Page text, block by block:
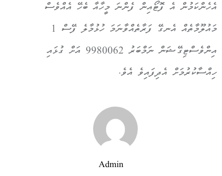
އެހެންކަމުން އެ ފޮޓޯއިން ފެންނަ މީހާއާ ބެހޭ އެއްވެސް
އިންވެސްޓިގޭޝަން ނަމްބަރު 9980062 އަށް ގުޅައި
ހިއްސާކުރުމަށް އެދިފައިވެ އެވެ.
Admin